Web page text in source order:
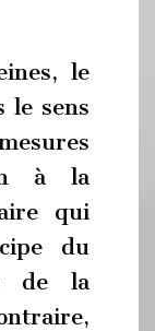
le
le sens
à la
qui
du
de la